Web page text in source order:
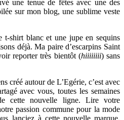
une tenue de fêtes avec une des
sur mon blog, une sublime veste
t-shirt blanc et une jupe en sequins
déjà. Ma paire d’escarpins Saint
reporter très bientôt (hiiiiiiii) sans
créé autour de L’Egérie, c’est avec
avec vous, toutes les semaines
cette nouvelle ligne. Lire votre
passion commune pour la mode
lanciez à cette nouvelle marque.